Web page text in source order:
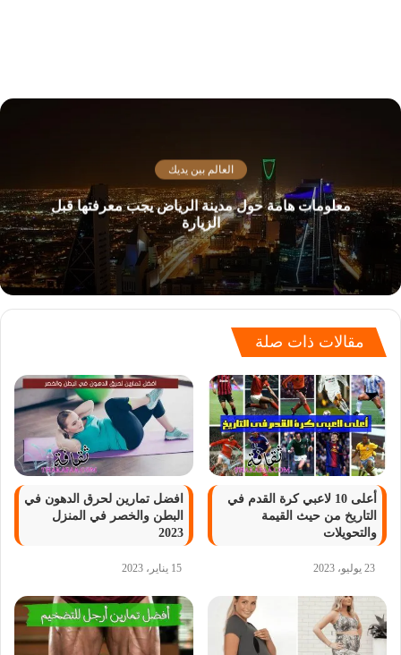
العالم بين يديك
معلومات هامة حول مدينة الرياض يجب معرفتها قبل
الزيارة
مقالات ذات صلة
أعلى 10 لاعبي كرة القدم في
التاريخ من حيث القيمة
والتحويلات
23 يوليو، 2023
افضل تمارين لحرق الدهون في
البطن والخصر في المنزل
2023
15 يناير، 2023